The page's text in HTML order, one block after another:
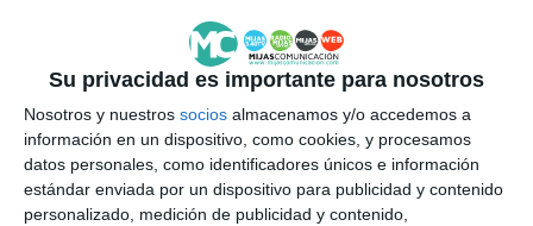
Su privacidad es importante para nosotros
Nosotros y nuestros socios almacenamos y/o accedemos a
información en un dispositivo, como cookies, y procesamos
datos personales, como identificadores únicos e información
estándar enviada por un dispositivo para publicidad y contenido
personalizado, medición de publicidad y contenido,